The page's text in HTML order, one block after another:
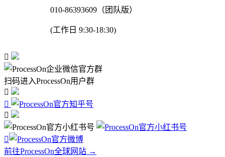
010-86393609（团队版）
(工作日 9:30-18:30)

扫码进入ProcessOn用户群




前往ProcessOn全球网站 →